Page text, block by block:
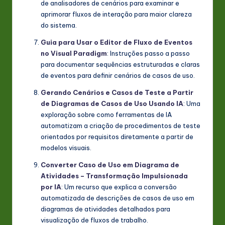
de analisadores de cenários para examinar e
aprimorar fluxos de interação para maior clareza
do sistema.
Guia para Usar o Editor de Fluxo de Eventos
no Visual Paradigm: Instruções passo a passo
para documentar sequências estruturadas e claras
de eventos para definir cenários de casos de uso.
Gerando Cenários e Casos de Teste a Partir
de Diagramas de Casos de Uso Usando IA: Uma
exploração sobre como ferramentas de IA
automatizam a criação de procedimentos de teste
orientados por requisitos diretamente a partir de
modelos visuais.
Converter Caso de Uso em Diagrama de
Atividades – Transformação Impulsionada
por IA: Um recurso que explica a conversão
automatizada de descrições de casos de uso em
diagramas de atividades detalhados para
visualização de fluxos de trabalho.